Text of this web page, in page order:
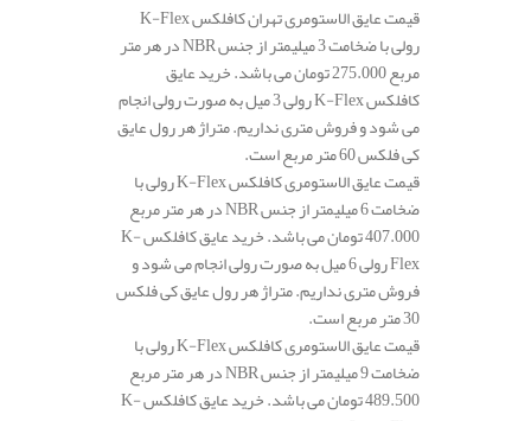
قیمت عایق الاستومری تهران کافلکس K-Flex
رولی با ضخامت 3 میلیمتر از جنس NBR در هر متر
مربع 275.000 تومان می باشد. خرید عایق
کافلکس K-Flex رولی 3 میل به صورت رولی انجام
می شود و فروش متری نداریم. متراژ هر رول عایق
کی فلکس 60 متر مربع است.
قیمت عایق الاستومری کافلکس K-Flex رولی با
ضخامت 6 میلیمتر از جنس NBR در هر متر مربع
407.000 تومان می باشد. خرید عایق کافلکس K-
Flex رولی 6 میل به صورت رولی انجام می شود و
فروش متری نداریم. متراژ هر رول عایق کی فلکس
30 متر مربع است.
قیمت عایق الاستومری کافلکس K-Flex رولی با
ضخامت 9 میلیمتر از جنس NBR در هر متر مربع
489.500 تومان می باشد. خرید عایق کافلکس K-